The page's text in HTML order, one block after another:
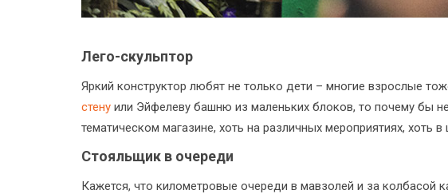
Лего-скульптор
Яркий конструктор любят не только дети – многие взрослые
стену или Эйфелеву башню из маленьких блоков, то почему бы
тематическом магазине, хоть на различных мероприятиях,
Стояльщик в очереди
Кажется, что километровые очереди в мавзолей и за колбасой